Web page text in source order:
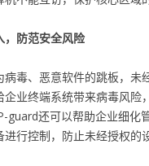
，防范安全风险
病毒、恶意软件的跳板，未
企业终端系统带来病毒风险
guard还可以帮助企业细化
行控制，防止未经授权的